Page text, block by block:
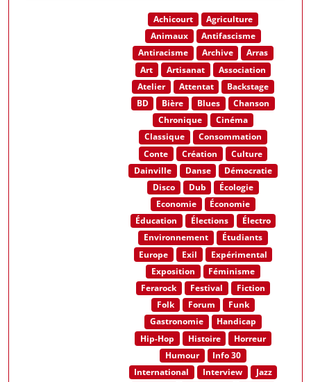
Achicourt
Agriculture
Animaux
Antifascisme
Antiracisme
Archive
Arras
Art
Artisanat
Association
Atelier
Attentat
Backstage
BD
Bière Blues
Chanson
Chronique
Cinéma
Classique
Consommation
Conte
Création
Culture
Dainville
Danse
Démocratie
Disco
Dub
Écologie
Economie
Économie
Éducation
Élections
Électro
Environnement
Étudiants
Europe
Exil
Expérimental
Exposition
Féminisme
Ferarock
Festival
Fiction
Folk
Forum
Funk
Gastronomie
Handicap
Hip-Hop
Histoire
Horreur
Humour
Info 30
International
Interview
Jazz